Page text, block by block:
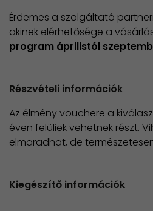
Érdemes a szolgáltató
akinek elérhetősége a
program áprilistól
Részvételi információk
Az élmény vouchere a
éven felüliek vehetnek részt.
elmaradhat, de
Kiegészítő információk